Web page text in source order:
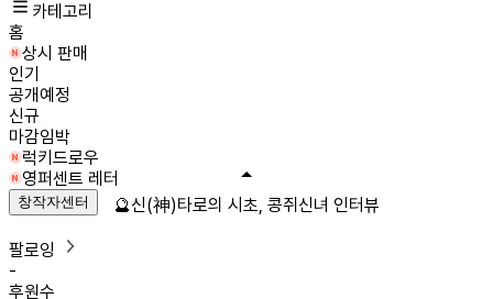
카테고리
홈
상시 판매
인기
공개예정
신규
마감임박
럭키드로우
영퍼센트 레터
창작자센터
팔로잉
-
후원수
🔮신(神)타로의 시초, 콩쥐신녀 인터뷰